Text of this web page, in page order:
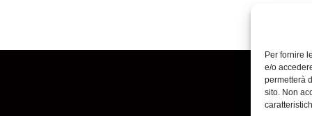
Per fornire
e/o
permetterà
sito. Non